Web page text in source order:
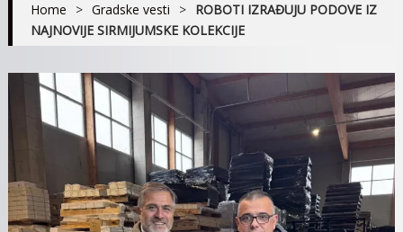
Home > Gradske vesti > ROBOTI IZRAĐUJU PODOVE IZ
NAJNOVIJE SIRMIJUMSKE KOLEKCIJE